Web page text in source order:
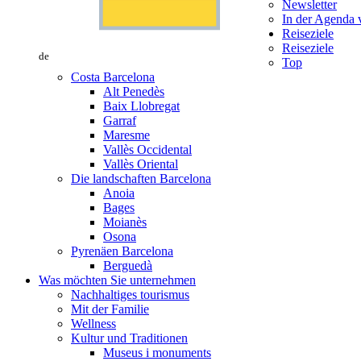
de
Newsletter
In der Agenda
Reiseziele
Reiseziele
Top
Costa Barcelona
Alt Penedès
Baix Llobregat
Garraf
Maresme
Vallès Occidental
Vallès Oriental
Die landschaften Barcelona
Anoia
Bages
Moianès
Osona
Pyrenäen Barcelona
Berguedà
Was möchten Sie unternehmen
Nachhaltiges tourismus
Mit der Familie
Wellness
Kultur und Traditionen
Museus i monuments